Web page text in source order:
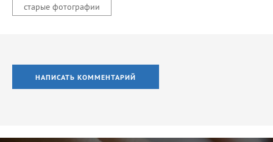
старые фотографии
НАПИСАТЬ КОММЕНТАРИЙ